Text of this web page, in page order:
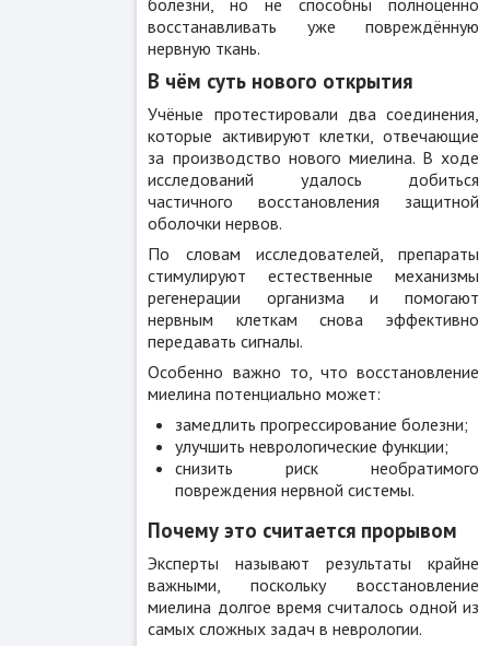
восстанавливать уже повреждённую
нервную ткань.
В чём суть нового открытия
Учёные протестировали два соединения,
которые активируют клетки, отвечающие
за производство нового миелина. В ходе
исследований удалось добиться
частичного восстановления защитной
оболочки нервов.
По словам исследователей, препараты
стимулируют естественные механизмы
регенерации организма и помогают
нервным клеткам снова эффективно
передавать сигналы.
Особенно важно то, что восстановление
миелина потенциально может:
замедлить прогрессирование болезни;
улучшить неврологические функции;
снизить риск необратимого
повреждения нервной системы.
Почему это считается прорывом
Эксперты называют результаты крайне
важными, поскольку восстановление
миелина долгое время считалось одной из
самых сложных задач в неврологии.